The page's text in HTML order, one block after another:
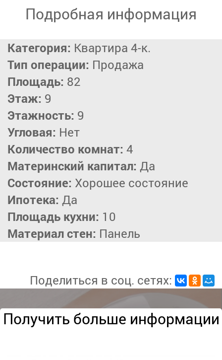
Подробная информация
Категория: Квартира 4-к.
Тип операции: Продажа
Площадь: 82
Этаж: 9
Этажность: 9
Угловая: Нет
Количество комнат: 4
Материнский капитал: Да
Состояние: Хорошее состояние
Ипотека: Да
Площадь кухни: 10
Материал стен: Панель
Поделиться в соц. сетях:
Получить больше информации